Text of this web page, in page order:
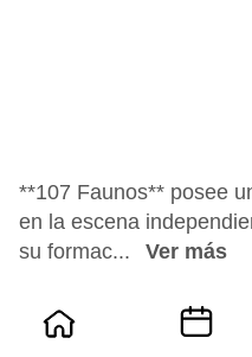
**107 Faunos** posee
en la escena
su formac...
Ver más